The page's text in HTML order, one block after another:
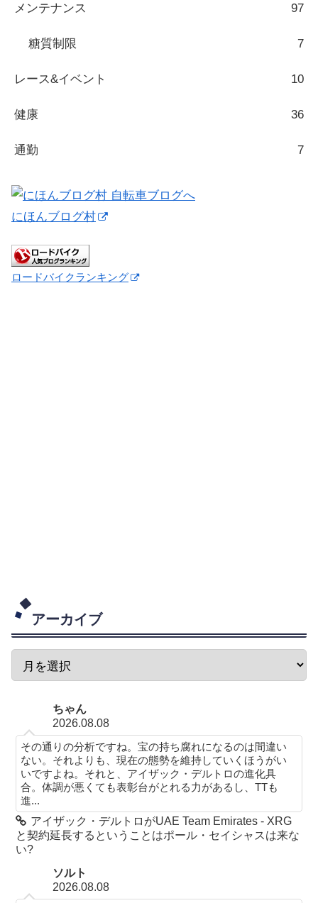
メンテナンス 97
糖質制限 7
レース&イベント 10
健康 36
通勤 7
にほんブログ村
ロードバイクランキング
アーカイブ
ちゃん
2026.08.08
その通りの分析ですね。宝の持ち腐れになるのは間違い
ない。それよりも、現在の態勢を維持していくほうがい
いですよね。それと、アイザック・デルトロの進化具
合。体調が悪くても表彰台がとれる力があるし、TTも
進...
アイザック・デルトロがUAE Team Emirates - XRG
と契約延長するということはポール・セイシャスは来な
い?
ソルト
2026.08.08